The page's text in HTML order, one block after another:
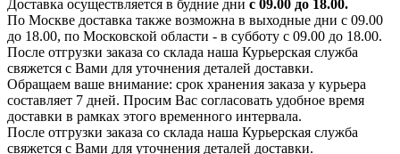
Доставка осуществляется в будние дни с 09.00 до 18.00.
По Москве доставка также возможна в выходные дни с 09.00
до 18.00, по Московской области - в субботу с 09.00 до 18.00.
После отгрузки заказа со склада наша Курьерская служба
свяжется с Вами для уточнения деталей доставки.
Обращаем ваше внимание: срок хранения заказа у курьера
составляет 7 дней. Просим Вас согласовать удобное время
доставки в рамках этого временного интервала.
После отгрузки заказа со склада наша Курьерская служба
свяжется с Вами для уточнения деталей доставки.